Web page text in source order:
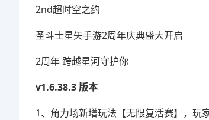
2nd超时空之约
圣斗士星矢手游2周年庆典盛大开启
2周年 跨越星河守护你
v1.6.38.3 版本
1、角力场新增玩法【无限复活赛】，玩